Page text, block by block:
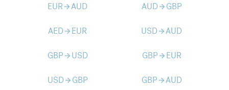
EURarrow_forwardAUD AUDarrow_forward GBP
AEDarrow_forward EUR USDarrow_forwardAUD
GBParrow_forward USD GBParrow_forward EUR
USDarrow_forward GBP GBParrow_forwardAUD